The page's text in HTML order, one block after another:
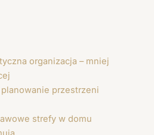
organizacja – mniej
przestrzeni
strefy w domu